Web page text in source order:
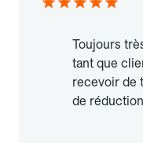
Toujours
tant que
recevoir de
de